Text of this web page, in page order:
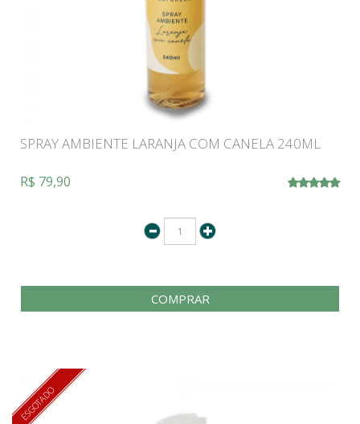
SPRAY AMBIENTE LARANJA COM CANELA 240ML
R$ 79,90
COMPRAR
ESGOTADO